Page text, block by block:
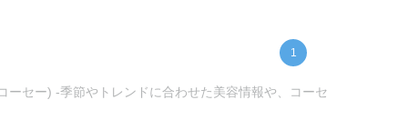
1
セー) -季節やトレンドに合わせた美容情報や、コーセ